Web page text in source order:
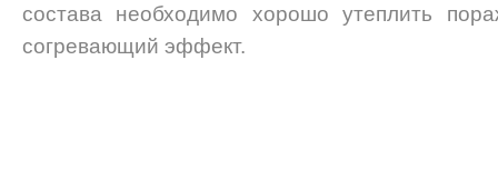
состава необходимо хорошо утеплить
согревающий эффект.